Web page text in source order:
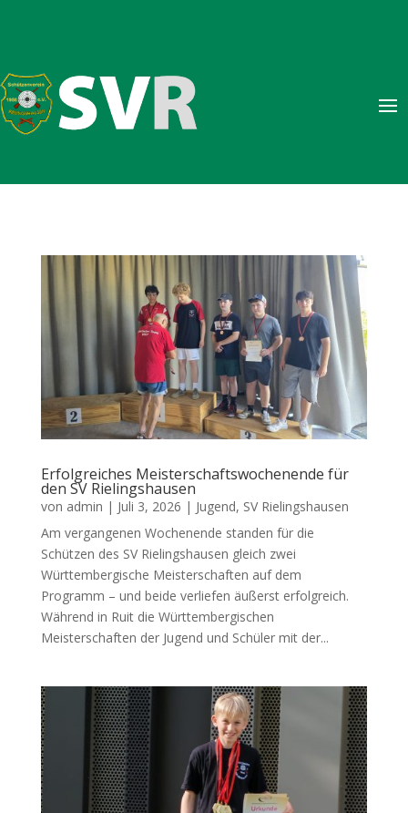
Erfolgreiches Meisterschaftswochenende für
den SV Rielingshausen
von admin | Juli 3, 2026 | Jugend, SV Rielingshausen
Am vergangenen Wochenende standen für die
Schützen des SV Rielingshausen gleich zwei
Württembergische Meisterschaften auf dem
Programm – und beide verliefen äußerst erfolgreich.
Während in Ruit die Württembergischen
Meisterschaften der Jugend und Schüler mit der...